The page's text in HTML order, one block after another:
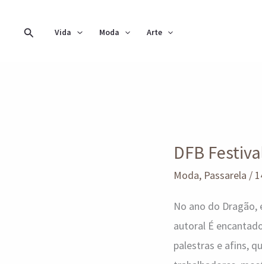
Pesquisar
Vida Moda Arte
DFB
Moda, Passarela /
No ano do
autoral É
palestras e afins,
25
anos
edição
comemorativa